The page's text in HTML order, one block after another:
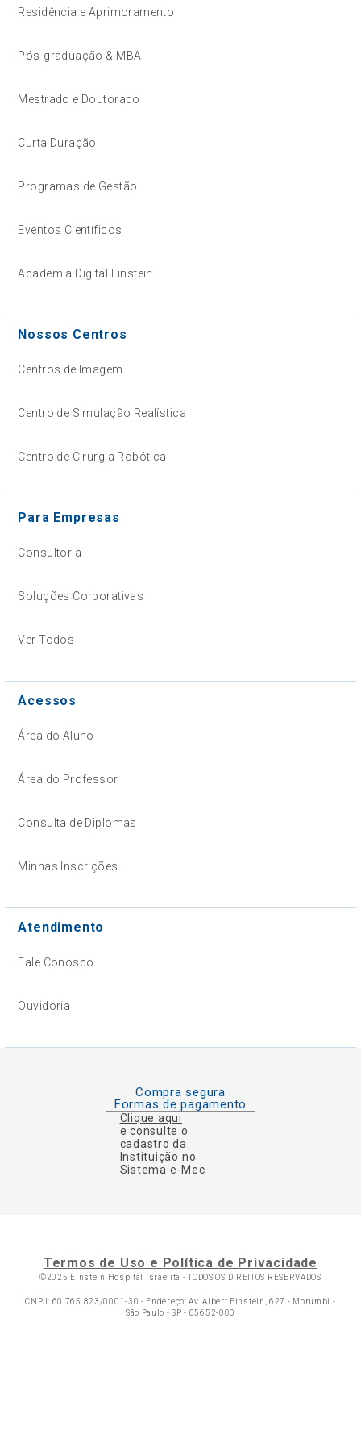
Residência e Aprimoramento
Pós-graduação & MBA
Mestrado e Doutorado
Curta Duração
Programas de Gestão
Eventos Científicos
Academia Digital Einstein
Nossos Centros
Centros de Imagem
Centro de Simulação Realística
Centro de Cirurgia Robótica
Para Empresas
Consultoria
Soluções Corporativas
Ver Todos
Acessos
Área do Aluno
Área do Professor
Consulta de Diplomas
Minhas Inscrições
Atendimento
Fale Conosco
Ouvidoria
Compra segura
Formas de pagamento
Clique aqui
e consulte o
cadastro da
Instituição no
Sistema e-Mec
Termos de Uso e Política de Privacidade
©2025 Einstein Hospital Israelita -TODOS OS DIREITOS RESERVADOS
CNPJ: 60.765.823/0001-30 - Endereço: Av. Albert Einstein, 627 - Morumbi -
São Paulo - SP - 05652-000